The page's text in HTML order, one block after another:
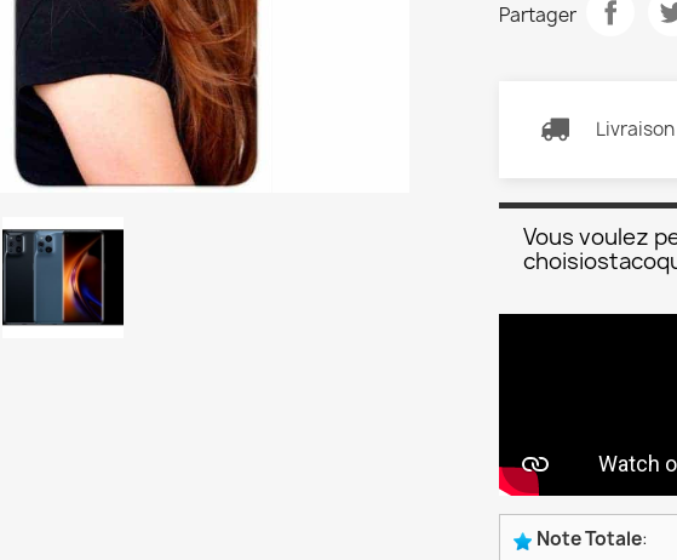
Partager
Vous voulez
Note Totale: